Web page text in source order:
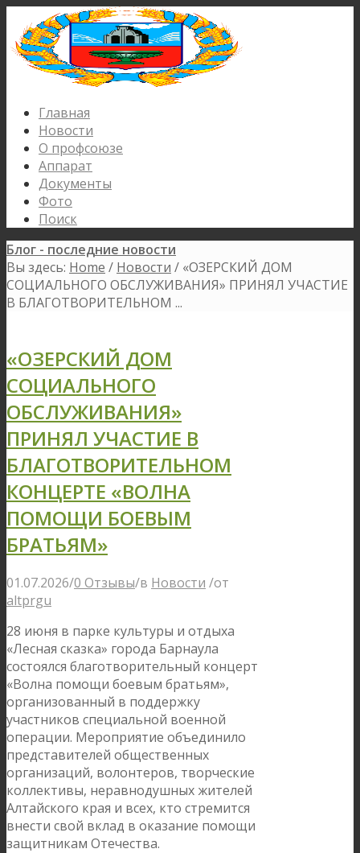
Главная
Новости
О профсоюзе
Аппарат
Документы
Фото
Поиск
Блог - последние новости
Вы здесь: Home / Новости / «ОЗЕРСКИЙ ДОМ
СОЦИАЛЬНОГО ОБСЛУЖИВАНИЯ» ПРИНЯЛ УЧАСТИЕ
В БЛАГОТВОРИТЕЛЬНОМ ...
«ОЗЕРСКИЙ ДОМ
СОЦИАЛЬНОГО
ОБСЛУЖИВАНИЯ»
ПРИНЯЛ УЧАСТИЕ В
БЛАГОТВОРИТЕЛЬНОМ
КОНЦЕРТЕ «ВОЛНА
ПОМОЩИ БОЕВЫМ
БРАТЬЯМ»
01.07.2026/0 Отзывы/в Новости /от
altprgu
28 июня в парке культуры и отдыха
«Лесная сказка» города Барнаула
состоялся благотворительный концерт
«Волна помощи боевым братьям»,
организованный в поддержку
участников специальной военной
операции. Мероприятие объединило
представителей общественных
организаций, волонтеров, творческие
коллективы, неравнодушных жителей
Алтайского края и всех, кто стремится
внести свой вклад в оказание помощи
защитникам Отечества.